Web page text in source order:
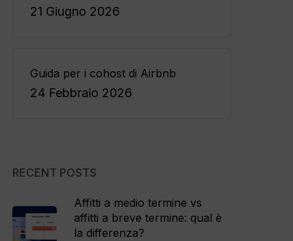
21 Giugno 2026
Guida per i cohost di Airbnb
24 Febbraio 2026
RECENT POSTS
Affitti a medio termine vs
affitti a breve termine: qual è
la differenza?